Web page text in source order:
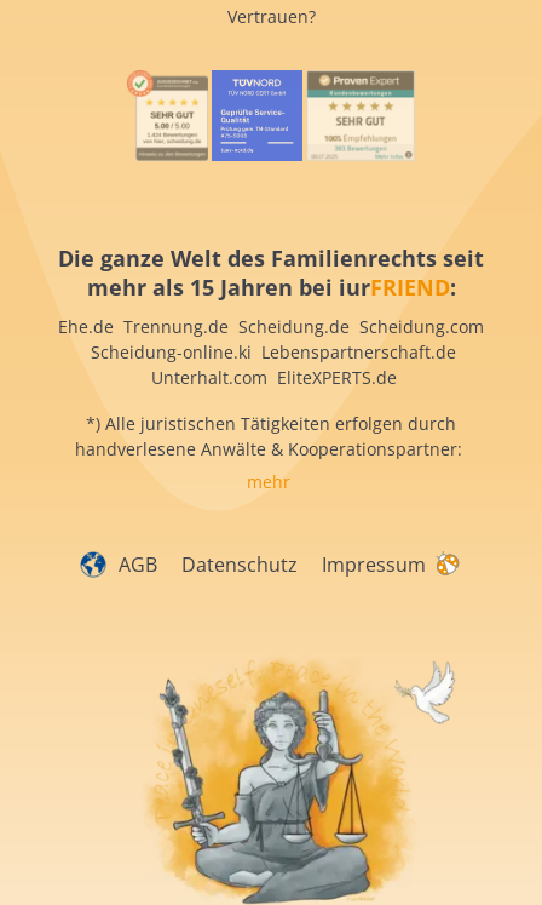
Vertrauen?
Die ganze Welt des Familienrechts seit
mehr als 15 Jahren bei iurFRIEND:
Ehe.de Trennung.de Scheidung.de Scheidung.com
Scheidung-online.ki Lebenspartnerschaft.de
Unterhalt.com EliteXPERTS.de
*) Alle juristischen Tätigkeiten erfolgen durch
handverlesene Anwälte & Kooperationspartner:
mehr
AGB Datenschutz Impressum